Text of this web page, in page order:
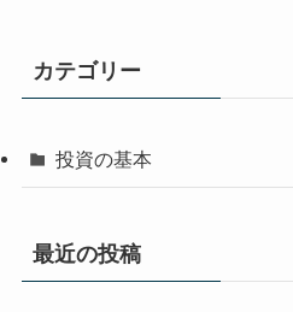
カテゴリー
投資の基本
最近の投稿